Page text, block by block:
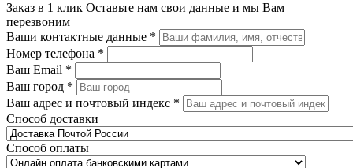
Заказ в 1 клик Оставьте нам свои данные и мы Вам
перезвоним
Ваши контактные данные *
Номер телефона *
Ваш Email *
Ваш город *
Ваш адрес и почтовый индекс *
Способ доставки
Способ оплаты